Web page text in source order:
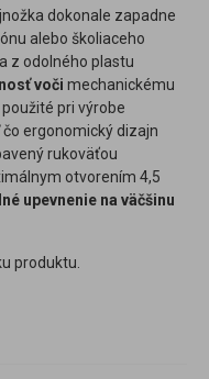
dokonale zapadne
alebo školiaceho
z odolného plastu
voči mechanickému
pri výrobe
ergonomický dizajn
rukoväťou
otvorením 4,5
upevnenie na väčšinu
produktu.